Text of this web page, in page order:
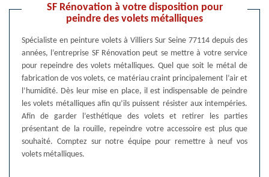
SF Rénovation à votre disposition pour
peindre des volets métalliques
Spécialiste en peinture volets à Villiers Sur Seine 77114 depuis des
années, l’entreprise SF Rénovation peut se mettre à votre service
pour repeindre des volets métalliques. Quel que soit le métal de
fabrication de vos volets, ce matériau craint principalement l’air et
l’humidité. Dès leur mise en place, il est indispensable de peindre
les volets métalliques afin qu’ils puissent résister aux intempéries.
Afin de garder l’esthétique des volets et retirer les parties
présentant de la rouille, repeindre votre accessoire est plus que
souhaité. Comptez sur notre équipe pour remettre à neuf vos
volets métalliques.